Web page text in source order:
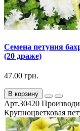
Семена петуния
(20 драже)
47.00 грн.
В корзину
Арт.30420
Крупноцветковая